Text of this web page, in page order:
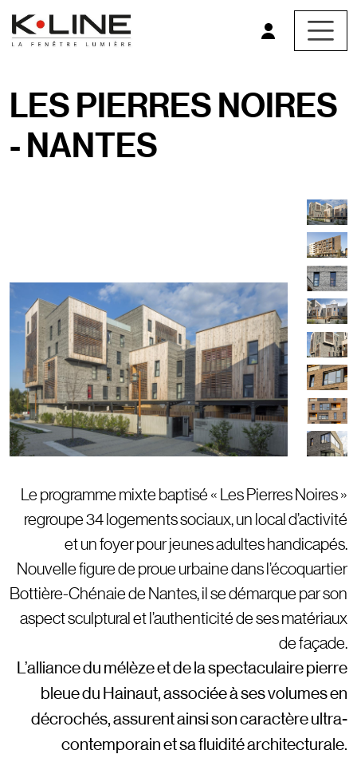
Aller au contenu principal
TITRE DU PROJET
LES PIERRES NOIRES
- NANTES
Le programme mixte baptisé « Les Pierres Noires »
regroupe 34 logements sociaux, un local d’activité
et un foyer pour jeunes adultes handicapés.
Nouvelle figure de proue urbaine dans l’écoquartier
Bottière-Chénaie de Nantes, il se démarque par son
aspect sculptural et l’authenticité de ses matériaux
de façade.
L’alliance du mélèze et de la spectaculaire pierre
bleue du Hainaut, associée à ses volumes en
décrochés, assurent ainsi son caractère ultra-
contemporain et sa fluidité architecturale.